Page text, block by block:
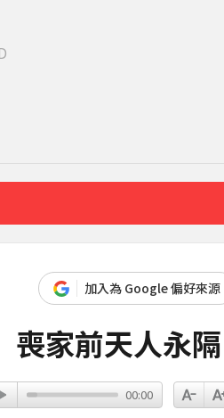
加入為 Google 偏好來源
喪家前天人永隔
00:00